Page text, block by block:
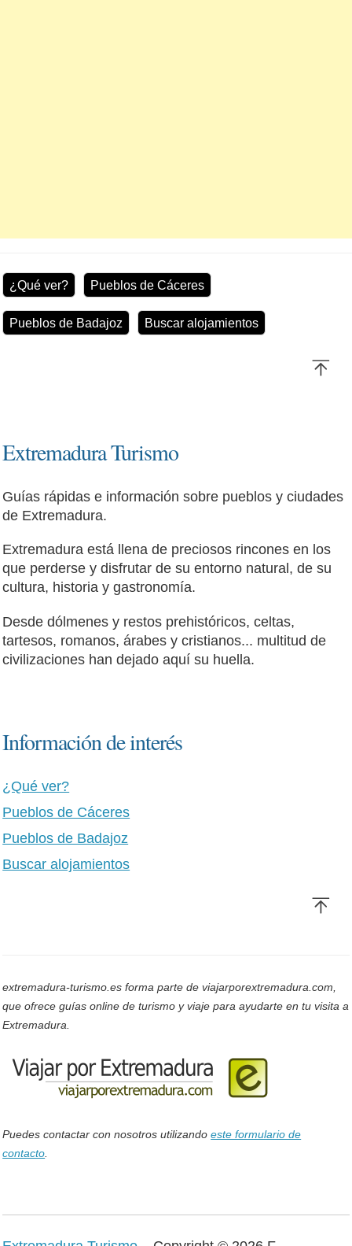
¿Qué ver? Pueblos de Cáceres
Pueblos de Badajoz Buscar alojamientos
Extremadura Turismo
Guías rápidas e información sobre pueblos y ciudades
de Extremadura.
Extremadura está llena de preciosos rincones en los
que perderse y disfrutar de su entorno natural, de su
cultura, historia y gastronomía.
Desde dólmenes y restos prehistóricos, celtas,
tartesos, romanos, árabes y cristianos... multitud de
civilizaciones han dejado aquí su huella.
Información de interés
¿Qué ver?
Pueblos de Cáceres
Pueblos de Badajoz
Buscar alojamientos
extremadura-turismo.es forma parte de viajarporextremadura.com,
que ofrece guías online de turismo y viaje para ayudarte en tu visita a
Extremadura.
Puedes contactar con nosotros utilizandoeste formulario de
contacto